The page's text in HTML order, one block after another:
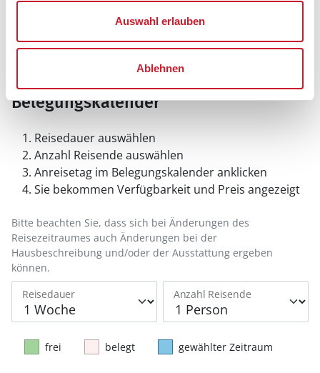
Auswahl erlauben
Ablehnen
haben, können Sie weiterhin selbst bestimmen,
Belegungskalender
Reisedauer auswählen
Anzahl Reisende auswählen
Anreisetag im Belegungskalender anklicken
Sie bekommen Verfügbarkeit und Preis angezeigt
Reisedauer Anzahl Reisende
Bitte beachten Sie, dass sich bei Änderungen des
Reisezeitraumes auch Änderungen bei der
Hausbeschreibung und/oder der Ausstattung ergeben
können.
frei belegt gewählter Zeitraum